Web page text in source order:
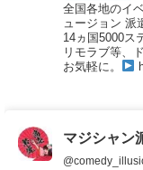
全国各地のイ
ュージョン 派
14ヵ国5000ス
リモラブ等、
お気軽に。
マジシャン